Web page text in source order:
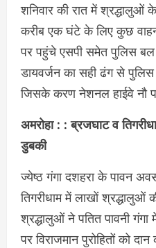
शनिवार की रात में श्रद्धालुओं
करीब एक घंटे के लिए कुछ
पर पहुंचे एसपी समेत पुलिस
डायवर्जन का सही ढंग से पुलिस
जिसके करण नेशनल हाईवे नौ
अमरोहा : : ब्रजघाट व
डुबकी
ज्येष्ठ गंगा दशहरा के पावन
तिगरीधाम में लाखों श्रद्धालुओं
श्रद्धालुओं ने पतित पावनी
पर विराजमान पुरोहितों को